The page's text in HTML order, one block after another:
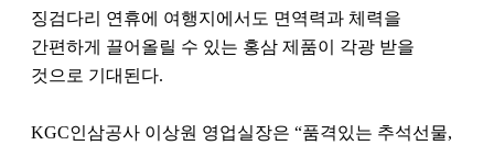
징검다리 연휴에 여행지에서도 면역력과 체력을
간편하게 끌어올릴 수 있는 홍삼 제품이 각광 받을
것으로 기대된다.
KGC인삼공사 이상원 영업실장은 “품격있는 추석선물,